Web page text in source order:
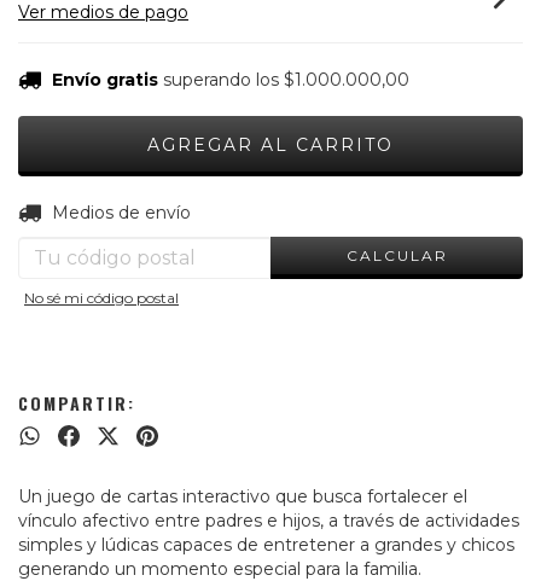
Ver medios de pago
Envío gratis superando los $1.000.000,00
Entregas para el CP:
Medios de envío
CALCULAR
No sé mi código postal
COMPARTIR:
Un juego de cartas interactivo que busca fortalecer el
vínculo afectivo entre padres e hijos, a través de actividades
simples y lúdicas capaces de entretener a grandes y chicos
generando un momento especial para la familia.